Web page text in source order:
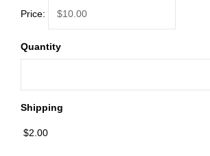
Price:
Quantity
Shipping